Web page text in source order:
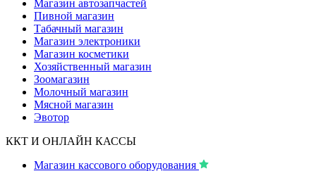
Магазин автозапчастей
Пивной магазин
Табачный магазин
Магазин электроники
Магазин косметики
Хозяйственный магазин
Зоомагазин
Молочный магазин
Мясной магазин
Эвотор
ККТ И ОНЛАЙН КАССЫ
Магазин кассового оборудования